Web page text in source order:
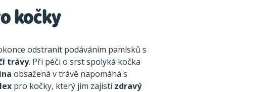
kočky
odstranit podáváním pamlsků s
trávy. Při péči o srst spolyká kočka
obsažená v trávě napomáhá s
pro kočky, který jim zajistízdravý